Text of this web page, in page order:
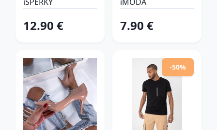
okuliare
12.90 € 7.90 €
-50%